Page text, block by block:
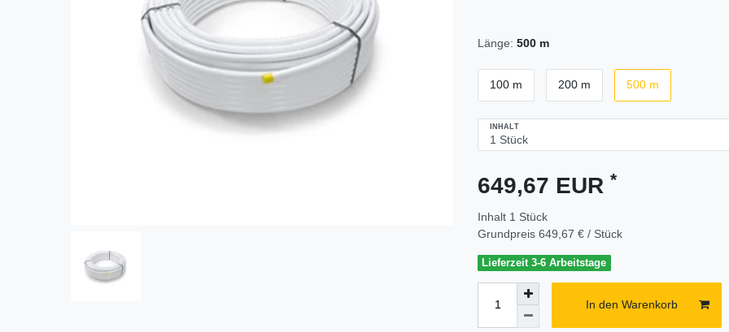
Länge: 500 m
100 m 200 m 500 m
INHALT
649,67 EUR *
Inhalt 1 Stück
Grundpreis 649,67 € / Stück
Lieferzeit 3-6 Arbeitstage
In den Warenkorb